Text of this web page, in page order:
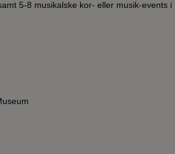
5-8 musikalske kor- eller musik-events i